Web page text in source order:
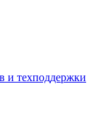
и техподдержки